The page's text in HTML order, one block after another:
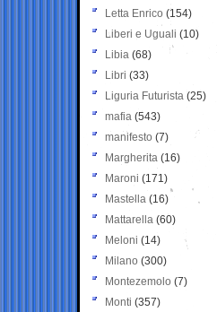
Letta Enrico (154)
Liberi e Uguali (10)
Libia (68)
Libri (33)
Liguria Futurista (25)
mafia (543)
manifesto (7)
Margherita (16)
Maroni (171)
Mastella (16)
Mattarella (60)
Meloni (14)
Milano (300)
Montezemolo (7)
Monti (357)